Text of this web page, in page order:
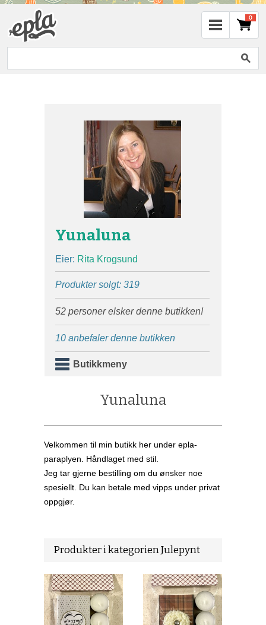
0
Yunaluna
Eier: Rita Krogsund
Produkter solgt: 319
52 personer elsker denne butikken!
10 anbefaler denne butikken
Butikkmeny
Yunaluna
Velkommen til min butikk her under epla-
paraplyen. Håndlaget med stil.
Jeg tar gjerne bestilling om du ønsker noe
spesiellt. Du kan betale med vipps under privat
oppgjør.
Produkter i kategorien Julepynt